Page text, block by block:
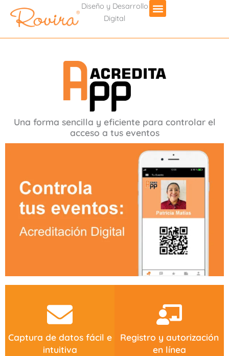
Diseño y Desarrollo
Digital
Una forma sencilla y eficiente para controlar el
acceso a tus eventos
Captura de datos fácil e
intuitiva
Registro y autorización
en línea